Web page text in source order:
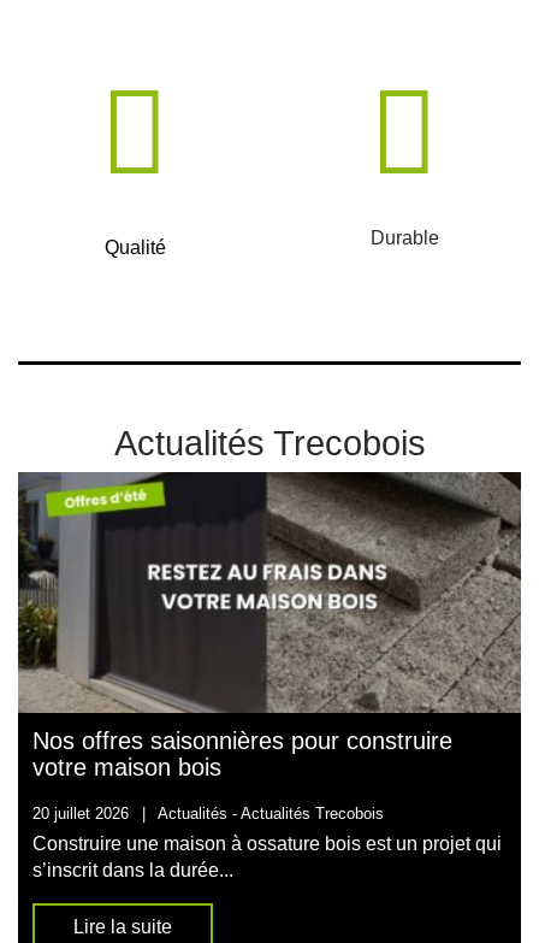
Qualité Durable
Actualités Trecobois
Nos offres saisonnières pour construire
votre maison bois
20 juillet 2026 Actualités - Actualités Trecobois
Construire une maison à ossature bois est un projet qui
s’inscrit dans la durée...
Lire la suite